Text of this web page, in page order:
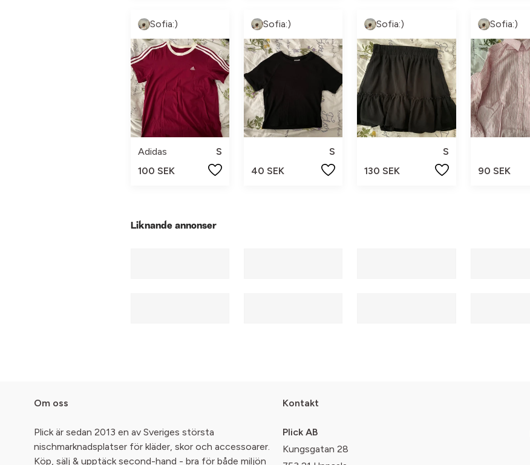
Sofia:)
Adidas
S
100 SEK
Sofia:)
S
40 SEK
Sofia:)
S
130 SEK
Sofia:)
90 SEK
Liknande annonser
Om oss
Plick är sedan 2013 en av Sveriges största
nischmarknadsplatser för kläder, skor och accessoarer.
Köp, sälj & upptäck second-hand - bra för både miljön
Kontakt
Plick AB
Kungsgatan 28